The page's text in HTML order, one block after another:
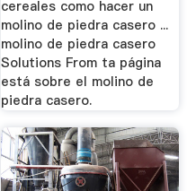
cereales como hacer un
molino de piedra casero ...
molino de piedra casero
Solutions From ta página
está sobre el molino de
piedra casero.